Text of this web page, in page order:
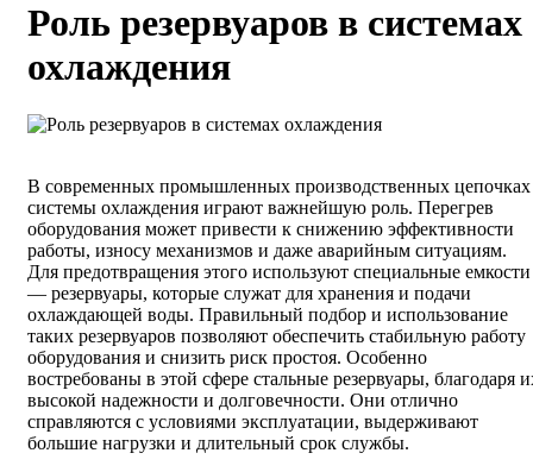
Роль резервуаров в системах
охлаждения
В современных промышленных производственных цепочках
системы охлаждения играют важнейшую роль. Перегрев
оборудования может привести к снижению эффективности
работы, износу механизмов и даже аварийным ситуациям.
Для предотвращения этого используют специальные емкости
— резервуары, которые служат для хранения и подачи
охлаждающей воды. Правильный подбор и использование
таких резервуаров позволяют обеспечить стабильную работу
оборудования и снизить риск простоя. Особенно
востребованы в этой сфере стальные резервуары, благодаря
высокой надежности и долговечности. Они отлично
справляются с условиями эксплуатации, выдерживают
большие нагрузки и длительный срок службы.